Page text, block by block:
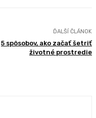
ĎALŠÍ ČLÁNOK
5 spôsobov, ako začať šetriť
životné prostredie